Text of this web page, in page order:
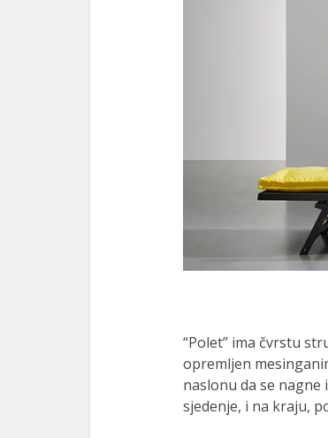
“Polet” ima čvrstu
opremljen
naslonu da se
sjedenje, i na kraju,